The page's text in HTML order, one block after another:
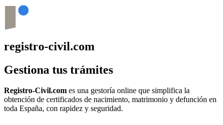
registro-civil.com
Gestiona tus trámites
Registro-Civil.com es una gestoría online que simplifica la
obtención de certificados de nacimiento, matrimonio y defunción en
toda España, con rapidez y seguridad.